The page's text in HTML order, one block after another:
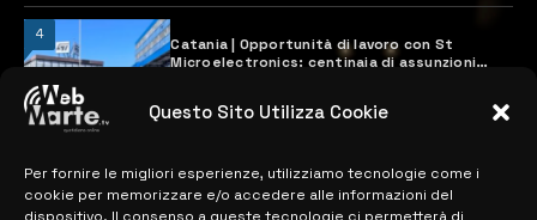
Questo Sito Utilizza Cookie
Per fornire le migliori esperienze, utilizziamo tecnologie come i
cookie per memorizzare e/o accedere alle informazioni del
4
Catania | Opportunità di lavoro con St
Microelectronics: centinaia di assunzioni
28 MARZO 2024
MAPPA DEL SITO